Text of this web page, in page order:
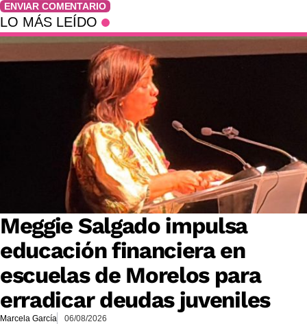
ENVIAR COMENTARIO
LO MÁS LEÍDO
Meggie Salgado impulsa
educación financiera en
escuelas de Morelos para
erradicar deudas juveniles
Marcela García 06/08/2026